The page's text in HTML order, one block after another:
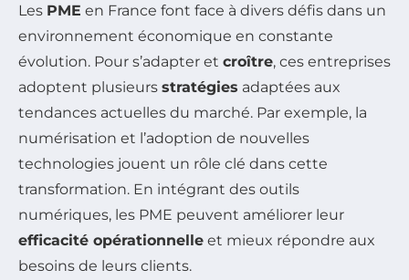
Les PME en France font face à divers défis dans un
environnement économique en constante
évolution. Pour s’adapter et croître, ces entreprises
adoptent plusieurs stratégies adaptées aux
tendances actuelles du marché. Par exemple, la
numérisation et l’adoption de nouvelles
technologies jouent un rôle clé dans cette
transformation. En intégrant des outils
numériques, les PME peuvent améliorer leur
efficacité opérationnelle et mieux répondre aux
besoins de leurs clients.